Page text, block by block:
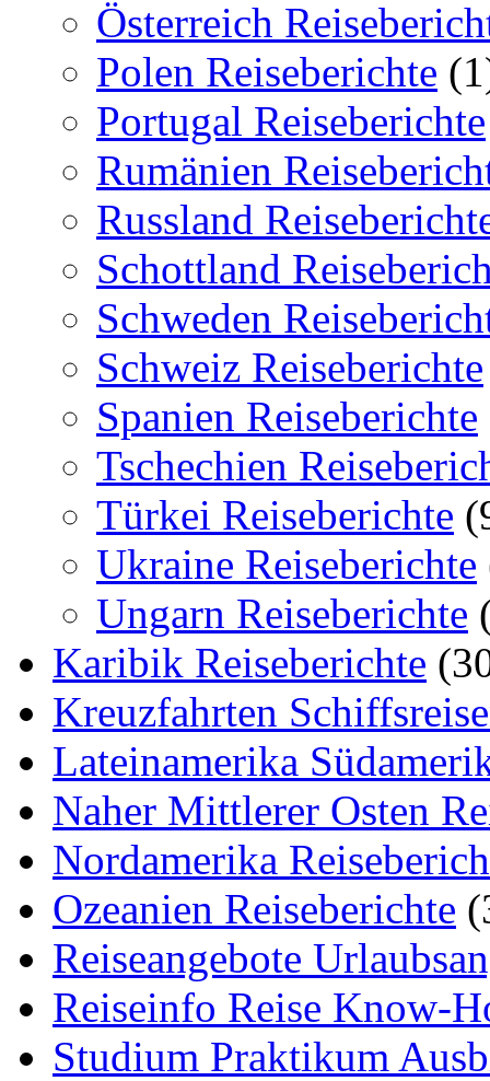
Österreich
Polen Reiseberichte
Portugal Reiseberichte
Rumänien
Russland
Schottland
Schweden
Schweiz Reiseberichte
Spanien Reiseberichte
Tschechien
Türkei Reiseberichte
Ukraine Reiseberichte
Ungarn Reiseberichte
Karibik Reiseberichte
Kreuzfahrten
Lateinamerika
Naher Mittlerer Osten
Nordamerika
Ozeanien Reiseberichte
Reiseangebote
Reiseinfo Reise Know-
Studium Praktikum